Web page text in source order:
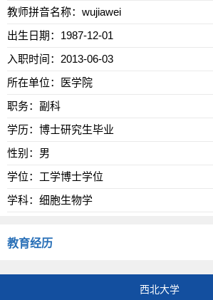
教师拼音名称：wujiawei
出生日期：1987-12-01
入职时间：2013-06-03
所在单位：医学院
职务：副科
学历：博士研究生毕业
性别：男
学位：工学博士学位
学科：细胞生物学
教育经历
西北大学